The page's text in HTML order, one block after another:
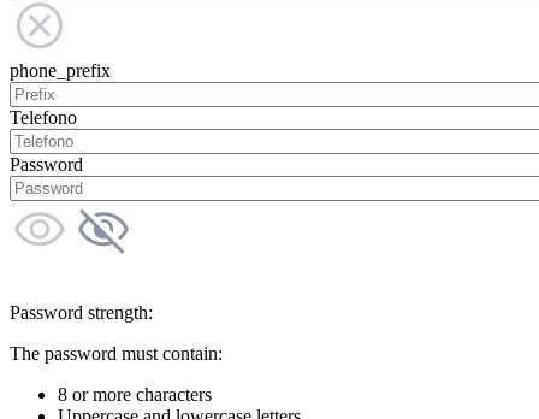
phone_prefix
Telefono
Password
Password strength:
The password must contain:
8 or more characters